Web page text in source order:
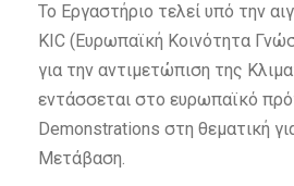
Το Εργαστήριο τελεί υπό την
KIC (Ευρωπαϊκή Κοινότητα
για την αντιμετώπιση της
εντάσσεται στο ευρωπαϊκό
Demonstrations στη θεματική
Μετάβαση.